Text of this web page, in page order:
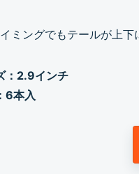
ミングでもテールが上
：2.9インチ
6本入